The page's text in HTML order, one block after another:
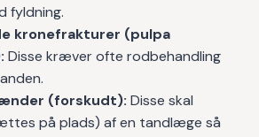
fyldning.
kronefrakturer (pulpa
Disse kræver ofte rodbehandling
(forskudt): Disse skal
på plads) af en tandlæge så